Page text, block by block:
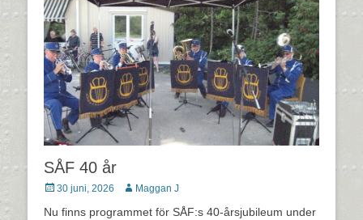
SÅF 40 år
Postades
30 juni, 2026 Författare
Maggan J
Nu finns programmet för SÅF:s 40-årsjubileum under